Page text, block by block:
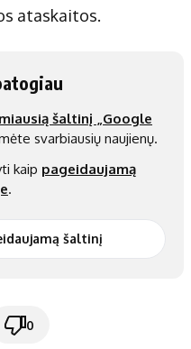
ataskaitos.
šaltinį „Google
svarbiausių naujienų.
kaip pageidaujamą
.
šaltinį
0